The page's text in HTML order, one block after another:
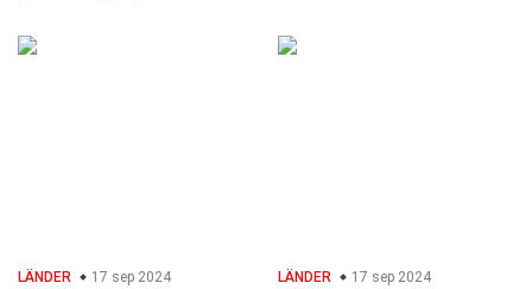
LÄNDER 17 sep 2024 LÄNDER 17 sep 2024